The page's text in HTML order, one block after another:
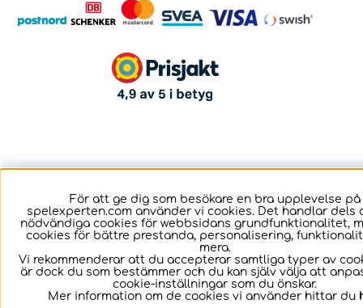
För att ge dig som besökare en bra upplevelse på
spelexperten.com använder vi cookies. Det handlar dels
nödvändiga cookies för webbsidans grundfunktionalitet,
cookies för bättre prestanda, personalisering,
mera.
Vi rekommenderar att du accepterar samtliga typer av
är dock du som bestämmer och du kan själv välja att
cookie-inställningar som du önskar.
Mer information om de cookies vi använder hittar du